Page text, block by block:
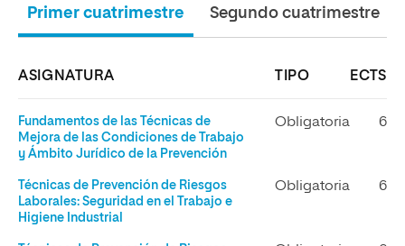
Primer cuatrimestre Segundo cuatrimestre
ASIGNATURA TIPO ECTS
Fundamentos de las Técnicas de
Mejora de las Condiciones de Trabajo
y Ámbito Jurídico de la Prevención
Obligatoria 6
Técnicas de Prevención de Riesgos
Laborales: Seguridad en el Trabajo e
Higiene Industrial
Obligatoria 6